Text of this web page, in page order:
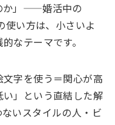
か」——婚活中の
使い方は、小さいよ
なテーマです。
字を使う＝関心が高
」という直結した解
いスタイルの人・ビ